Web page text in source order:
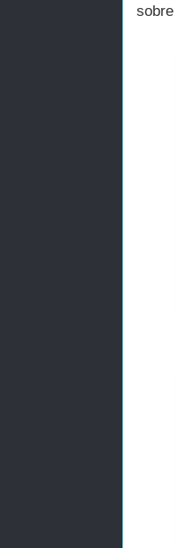
sobre